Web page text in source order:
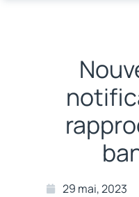
29 mai, 2023